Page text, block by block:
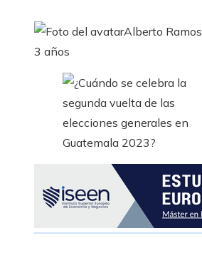
Alberto Ramos
3 años